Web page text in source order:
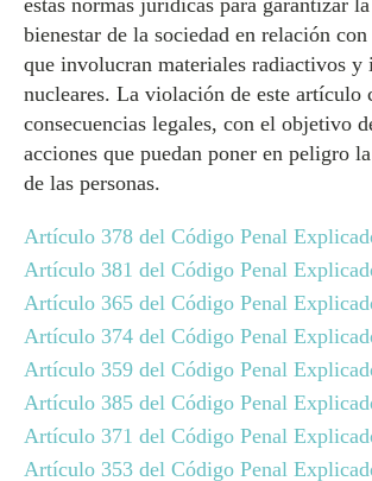
estas normas jurídicas para garantizar
bienestar de la sociedad en relación
que involucran materiales radiactivos y
nucleares. La violación de este artículo
consecuencias legales, con el objetivo
acciones que puedan poner en peligro
de las personas.
Artículo 378 del Código Penal
Artículo 381 del Código Penal
Artículo 365 del Código Penal
Artículo 374 del Código Penal
Artículo 359 del Código Penal
Artículo 385 del Código Penal
Artículo 371 del Código Penal
Artículo 353 del Código Penal